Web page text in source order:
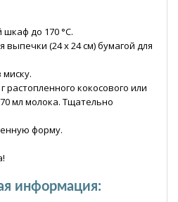
до 170 °C.
выпечки (24 х 24 см) бумагой для
растопленного кокосового или
мл молока. Тщательно
форму.
информация: